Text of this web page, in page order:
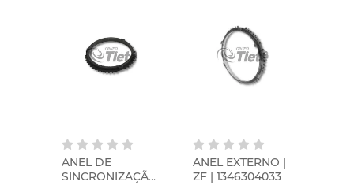
ANEL DE
SINCRONIZAÇÃO
ANEL EXTERNO |
ZF | 1346304033